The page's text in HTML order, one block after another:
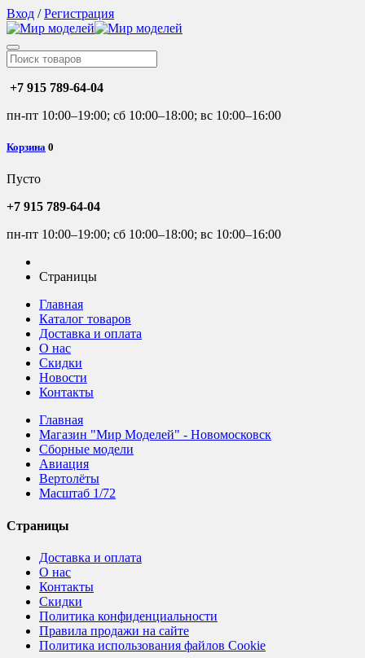
Вход /Регистрация
+7 915 789-64-04
пн-пт 10:00–19:00; сб 10:00–18:00; вс 10:00–16:00
Корзина 0
Пусто
+7 915 789-64-04
пн-пт 10:00–19:00; сб 10:00–18:00; вс 10:00–16:00
Страницы
Главная
Каталог товаров
Доставка и оплата
О нас
Скидки
Новости
Контакты
Главная
Магазин "Мир Моделей" - Новомосковск
Сборные модели
Авиация
Вертолёты
Масштаб 1/72
Страницы
Доставка и оплата
О нас
Контакты
Скидки
Политика конфиденциальности
Правила продажи на сайте
Политика использования файлов Cookie